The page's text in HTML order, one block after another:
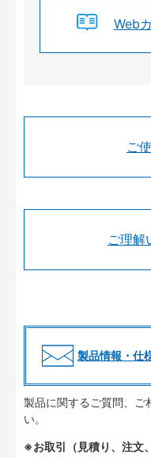
Web
ご
ご理解
製品情報・仕
製品に関するご質問、ご
い。
※お取引（見積り、注文